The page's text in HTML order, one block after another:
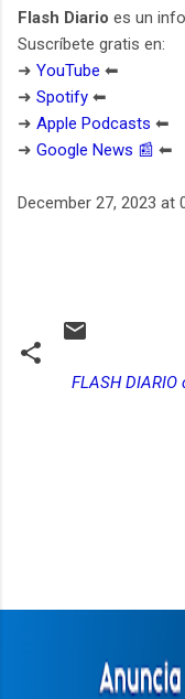
Flash Diario es un
Suscríbete gratis en:
➜ YouTube ⬅︎
➜ Spotify ⬅︎
➜ Apple Podcasts ⬅︎
➜ Google News 📰 ⬅︎
December 27, 2023 at
FLASH